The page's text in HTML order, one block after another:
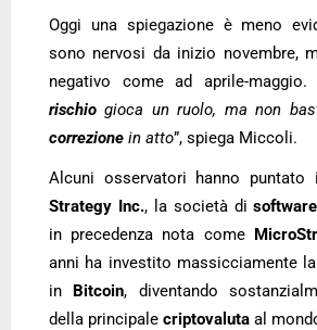
Oggi una spiegazione è meno
sono nervosi da inizio novembre,
negativo come ad aprile-maggio.
rischio gioca un ruolo, ma non
correzione in atto”, spiega Miccoli.
Alcuni osservatori hanno
Strategy Inc., la società disoftware
in precedenza nota come
anni ha investito massicciamente
in Bitcoin, diventando
della principale criptovaluta al